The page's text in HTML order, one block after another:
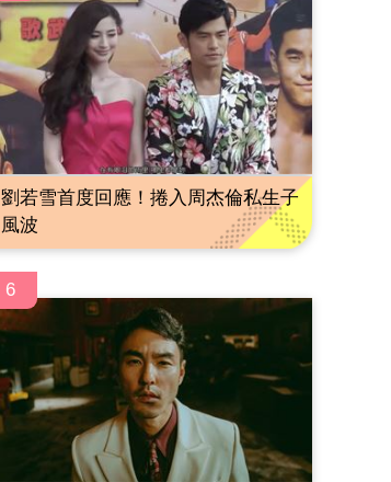
劉若雪首度回應！捲入周杰倫私生子
風波
6